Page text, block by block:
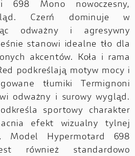
698 Mono nowoczesny,
Czerń dominuje w
odważny i agresywny
stanowi idealne tło dla
akcentów. Koła i rama
podkreślają motyw mocy i
tłumiki Termignoni
odważny i surowy wygląd.
sportowy charakter
efekt wizualny tylnej
Model Hypermotard 698
również standardowo